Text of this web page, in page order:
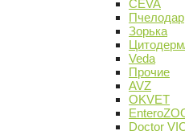
CEVA
Пчелодар
Зорька
Veda
Прочие
AVZ
OKVET
Doctor